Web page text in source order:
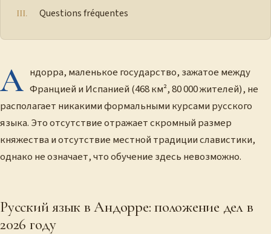
Questions fréquentes
А ндорра, маленькое государство, зажатое между
Францией и Испанией (468 км², 80 000 жителей), не
располагает никакими формальными курсами русского
языка. Это отсутствие отражает скромный размер
княжества и отсутствие местной традиции славистики,
однако не означает, что обучение здесь невозможно.
Русский язык в Андорре: положение дел в
2026 году